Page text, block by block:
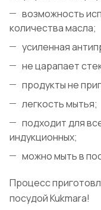
возможность
количества масла;
усиленная
не царапает
продукты не
легкость мытья;
подходит для
индукционных;
можно мыть в
Процесс
посудой Kukmara!